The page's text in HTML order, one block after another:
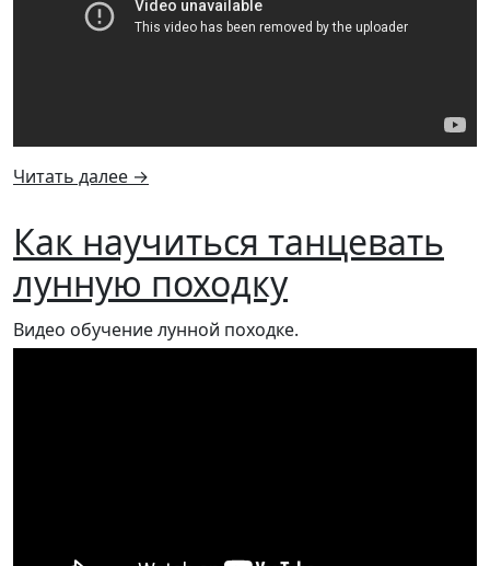
Читать далее →
Как научиться танцевать
лунную походку
Видео обучение лунной походке.